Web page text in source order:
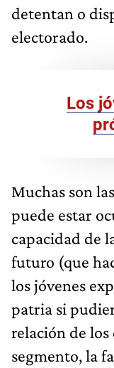
detentan o
electorado.
Los
Muchas son
puede estar
capacidad de
futuro (que
los jóvenes
patria si
relación de
segmento, la